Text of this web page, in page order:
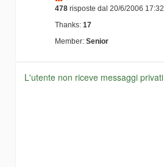
478 risposte dal 20/6/2006 17:32
Thanks: 17
Member: Senior
L'utente non riceve messaggi privati